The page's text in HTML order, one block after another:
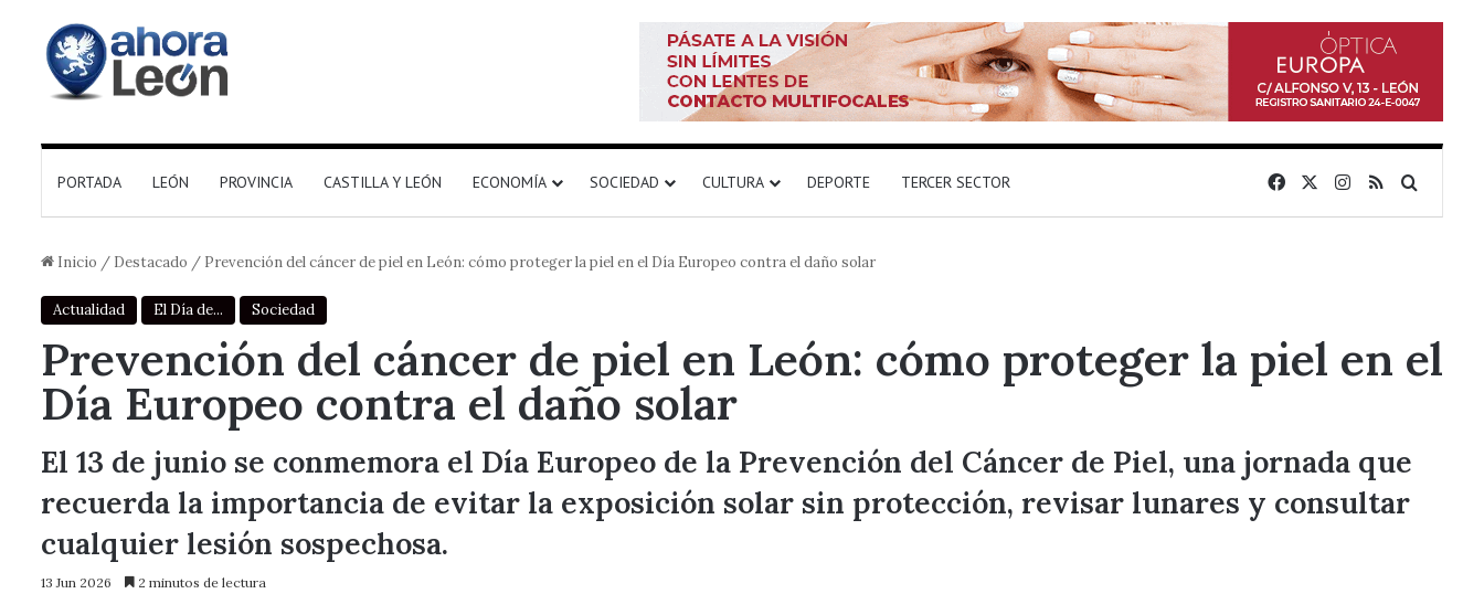
PORTADA LEÓN PROVINCIA CASTILLA Y LEÓN ECONOMÍA SOCIEDAD CULTURA DEPORTE TERCER SECTOR FacebookInstagram
RSS
Inicio / Destacado / Prevención del cáncer de piel en León: cómo proteger la piel en el Día Europeo contra el daño solar
Actualidad El Día de... Sociedad
Prevención del cáncer de piel en León: cómo proteger la piel en el
Día Europeo contra el daño solar
El 13 de junio se conmemora el Día Europeo de la Prevención del Cáncer de Piel, una jornada que
recuerda la importancia de evitar la exposición solar sin protección, revisar lunares y consultar
cualquier lesión sospechosa.
13 Jun 2026 2 minutos de lectura